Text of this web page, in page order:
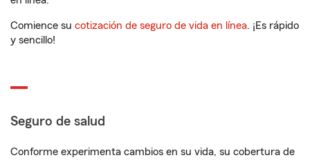
Comience su cotización de seguro de vida en línea. ¡Es rápido
y sencillo!
Seguro de salud
Conforme experimenta cambios en su vida, su cobertura de